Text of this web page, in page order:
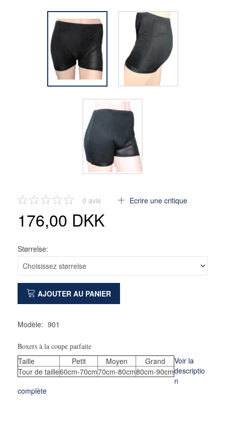
0 avis Ecrire une critique
176,00 DKK
Størrelse:
AJOUTER AU PANIER
Modèle: 901
Boxers à la coupe parfaite
Taille Petit Moyen
Grand
Tour de taille60cm-70cm70cm-80cm80cm-90cm
Voir la
descriptio
n
complète